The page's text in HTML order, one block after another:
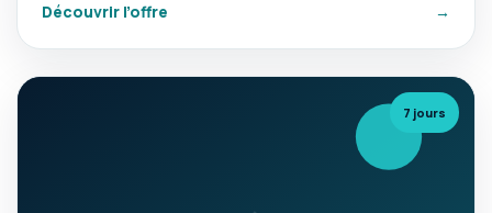
Découvrir l’offre →
7 jours